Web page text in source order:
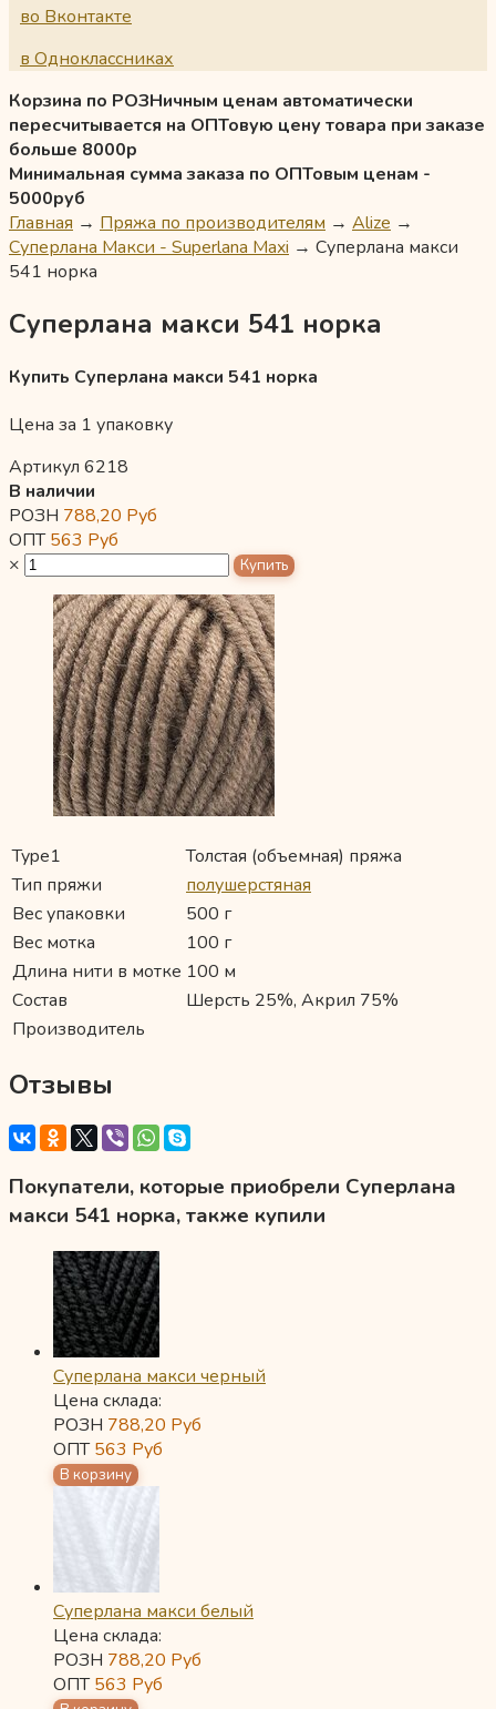
во Вконтакте
в Одноклассниках
Корзина по РОЗНичным ценам автоматически
пересчитывается на ОПТовую цену товара при заказе
больше 8000р
Минимальная сумма заказа по ОПТовым ценам -
5000руб
Главная → Пряжа по производителям → Alize →
Суперлана Макси - Superlana Maxi → Суперлана макси
541 норка
Суперлана макси 541 норка
Купить Суперлана макси 541 норка
Цена за 1 упаковку
Артикул 6218
В наличии
РОЗН 788,20 Руб
ОПТ563 Руб
×
Type1
Толстая (объемная) пряжа
Тип пряжи
полушерстяная
Вес упаковки
500 г
Вес мотка
100 г
Длина нити в мотке 100 м
Состав
Шерсть 25%, Акрил 75%
Производитель
Отзывы
Покупатели, которые приобрели Суперлана
макси 541 норка, также купили
Суперлана макси черный
Цена склада:
РОЗН 788,20 Руб
ОПТ563 Руб
Суперлана макси белый
Цена склада:
РОЗН 788,20 Руб
ОПТ563 Руб